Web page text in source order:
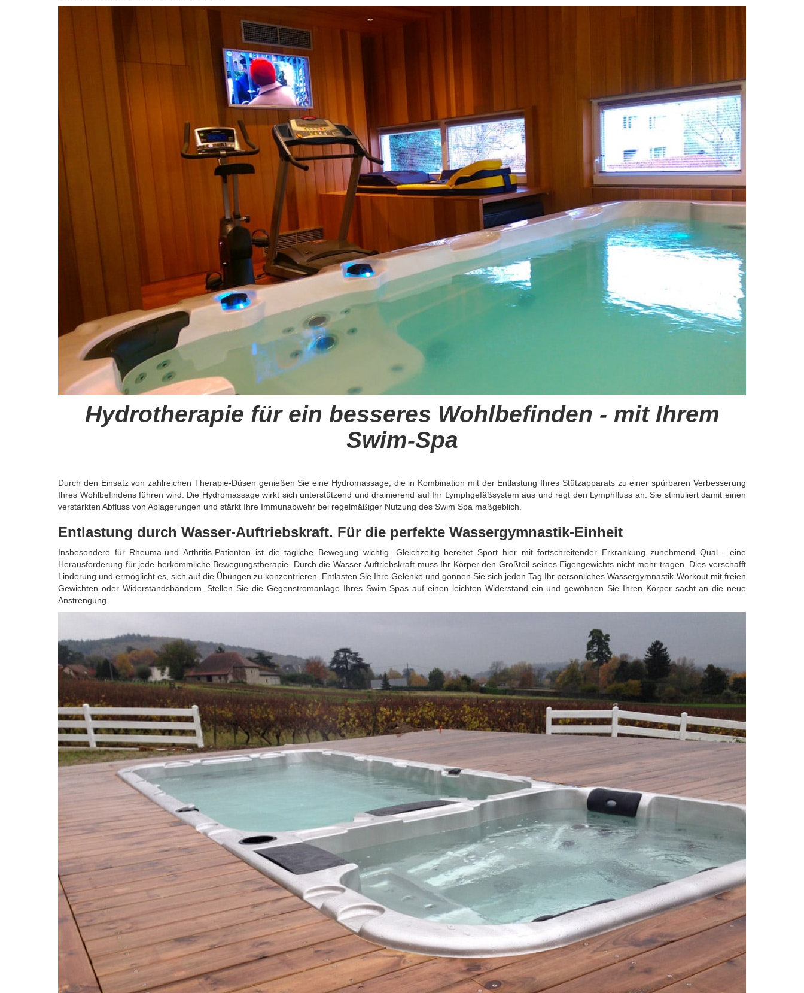
Hydrotherapie für ein besseres Wohlbefinden - mit Ihrem
Swim-Spa
Durch den Einsatz von zahlreichen Therapie-Düsen genießen Sie eine Hydromassage, die in Kombination mit der Entlastung Ihres Stützapparats zu einer spürbaren Verbesserung
Ihres Wohlbefindens führen wird. Die Hydromassage wirkt sich unterstützend und drainierend auf Ihr Lymphgefäßsystem aus und regt den Lymphfluss an. Sie stimuliert damit einen
verstärkten Abfluss von Ablagerungen und stärkt Ihre Immunabwehr bei regelmäßiger Nutzung des Swim Spa maßgeblich.
Entlastung durch Wasser-Auftriebskraft. Für die perfekte Wassergymnastik-Einheit
Insbesondere für Rheuma-und Arthritis-Patienten ist die tägliche Bewegung wichtig. Gleichzeitig bereitet Sport hier mit fortschreitender Erkrankung zunehmend Qual - eine
Herausforderung für jede herkömmliche Bewegungstherapie. Durch die Wasser-Auftriebskraft muss Ihr Körper den Großteil seines Eigengewichts nicht mehr tragen. Dies verschafft
Linderung und ermöglicht es, sich auf die Übungen zu konzentrieren. Entlasten Sie Ihre Gelenke und gönnen Sie sich jeden Tag Ihr persönliches Wassergymnastik-Workout mit freien
Gewichten oder Widerstandsbändern. Stellen Sie die Gegenstromanlage Ihres Swim Spas auf einen leichten Widerstand ein und gewöhnen Sie Ihren Körper sacht an die neue
Anstrengung.